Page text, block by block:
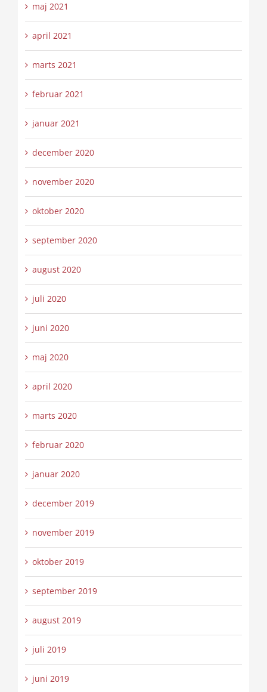
maj 2021
april 2021
marts 2021
februar 2021
januar 2021
december 2020
november 2020
oktober 2020
september 2020
august 2020
juli 2020
juni 2020
maj 2020
april 2020
marts 2020
februar 2020
januar 2020
december 2019
november 2019
oktober 2019
september 2019
august 2019
juli 2019
juni 2019